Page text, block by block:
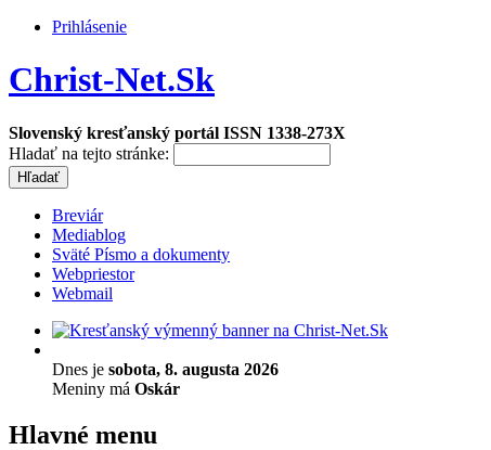
Prihlásenie
Christ-Net.Sk
Slovenský kresťanský portál ISSN 1338-273X
Hladať na tejto stránke:
Breviár
Mediablog
Sväté Písmo a dokumenty
Webpriestor
Webmail
Dnes je sobota, 8. augusta 2026
Meniny má Oskár
Hlavné menu